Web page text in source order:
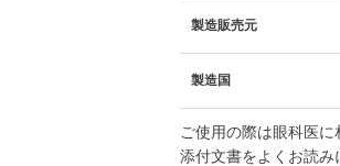
製造販売元
製造国
ご使用の際は眼科医に
添付文書をよくお読み